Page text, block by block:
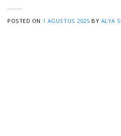
POSTED ON 1 AGUSTUS 2025 BY ALYA